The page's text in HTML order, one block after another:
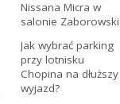
Nissana Micra w
salonie Zaborowski
Jak wybrać parking
przy lotnisku
Chopina na dłuższy
wyjazd?